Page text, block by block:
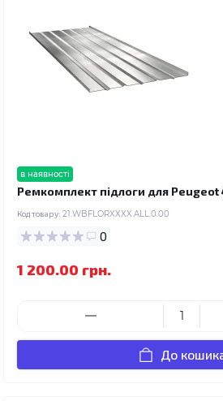
в наявності
Ремкомплект підлоги для Peugeot
Код товару: 21.WBFLORXXXX.ALL.0.00
0
1 200.00 грн.
До